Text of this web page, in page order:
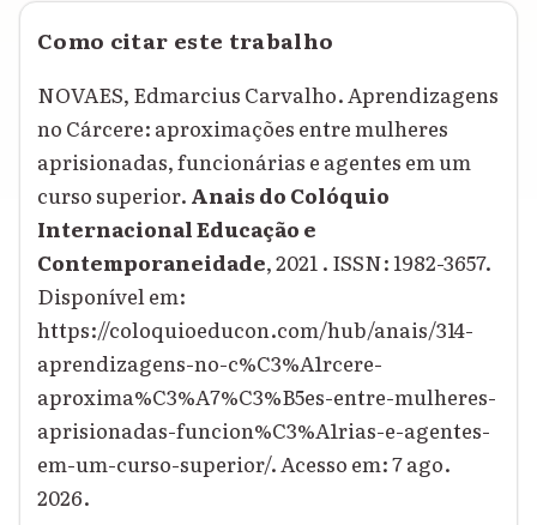
Como citar este trabalho
NOVAES, Edmarcius Carvalho. Aprendizagens
no Cárcere: aproximações entre mulheres
aprisionadas, funcionárias e agentes em um
curso superior. Anais do Colóquio
Internacional Educação e
Contemporaneidade, 2021 . ISSN: 1982-3657.
Disponível em:
https://coloquioeducon.com/hub/anais/314-
aprendizagens-no-c%C3%A1rcere-
aproxima%C3%A7%C3%B5es-entre-mulheres-
aprisionadas-funcion%C3%A1rias-e-agentes-
em-um-curso-superior/. Acesso em: 7 ago.
2026.